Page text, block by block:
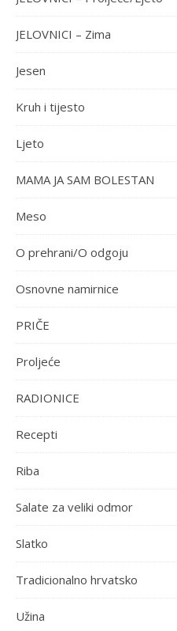
JELOVNICI – Zima
Jesen
Kruh i tijesto
Ljeto
MAMA JA SAM BOLESTAN
Meso
O prehrani/O odgoju
Osnovne namirnice
PRIČE
Proljeće
RADIONICE
Recepti
Riba
Salate za veliki odmor
Slatko
Tradicionalno hrvatsko
Užina